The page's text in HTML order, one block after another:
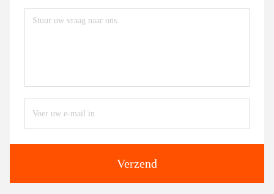
Verzend